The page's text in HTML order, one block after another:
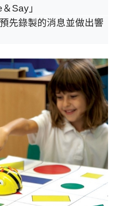
Say」
先錄製的消息並做出響